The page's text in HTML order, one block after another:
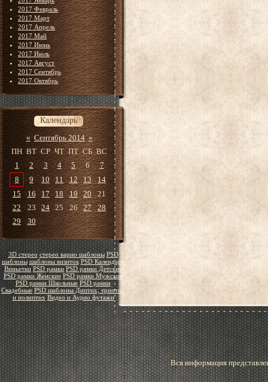
2017 Февраль
2017 Март
2017 Апрель
2017 Май
2017 Июнь
2017 Июль
2017 Август
2017 Сентябрь
2017 Октябрь
Календарь
« Сентябрь 2014 »
ПН ВТ СР ЧТ ПТ СБ ВС
1
2 3 4 5 6
7
8
9 10 11 12 13
14
15
16 17 18 19 20
21
22
23 24 25 26 27
28
29
30
3D стерео стерео варио шаблоны PSD
шаблоны шаблоны визиток PSD Календари
Виньетки PSD рамки PSD рамки Детские
PSD рамки Женские PSD рамки Мужские
PSD рамки Школьные PSD рамки
Свадебные PSD шаблоны Диптих, триптих
и полиптих Видео и Аудио футажи
Вся информация